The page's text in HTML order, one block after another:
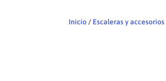
Inicio / Escaleras y accesorios